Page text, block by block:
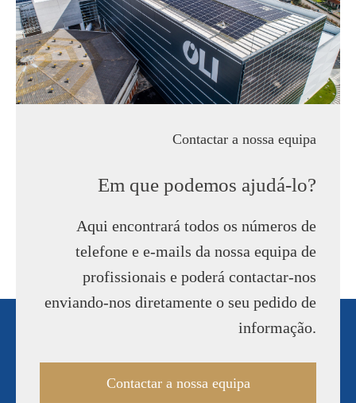
Contactar a nossa equipa
Em que podemos ajudá-lo?
Aqui encontrará todos os números de
telefone e e-mails da nossa equipa de
profissionais e poderá contactar-nos
enviando-nos diretamente o seu pedido de
informação.
Contactar a nossa equipa